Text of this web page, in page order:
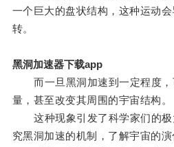
一个巨大的盘状结构，这种运动
转。
黑洞加速器下载app
而一旦黑洞加速到一定程度，
量，甚至改变其周围的宇宙结构。
这种现象引发了科学家们的极
究黑洞加速的机制，了解宇宙的演